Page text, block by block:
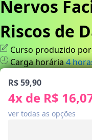
Nervos
Riscos de
Curso produzido
Carga horária4
R$ 59,90
4x de R$
ver todas as opções